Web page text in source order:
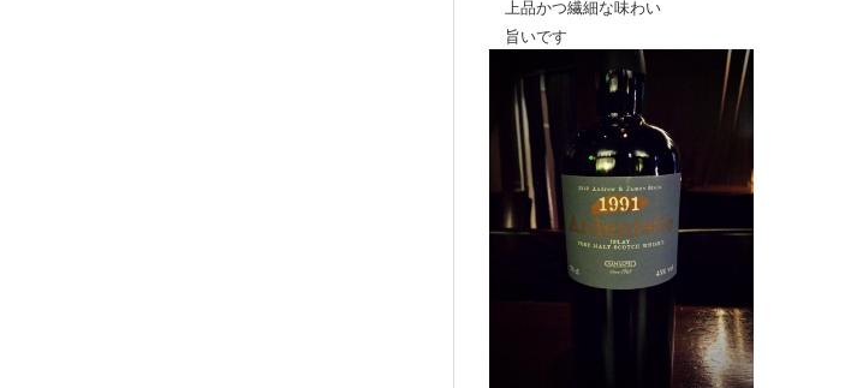
上品かつ繊細な味わい
旨いです